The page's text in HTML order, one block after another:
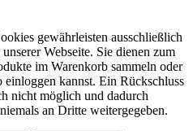
gewährleisten ausschließlich
Webseite. Sie dienen zum
im Warenkorb sammeln oder
kannst. Ein Rückschluss
nicht möglich und dadurch
an Dritte weitergegeben.